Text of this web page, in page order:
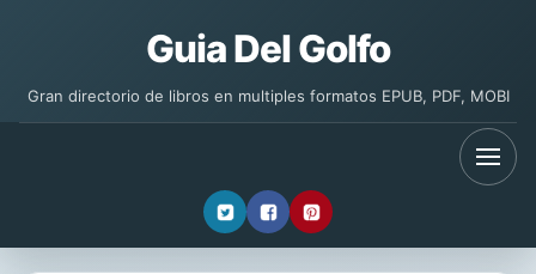
Guia Del Golfo
Gran directorio de libros en multiples formatos EPUB, PDF, MOBI